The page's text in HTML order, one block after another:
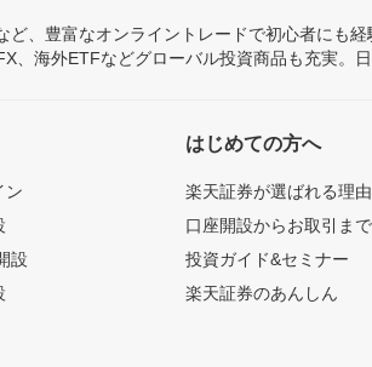
ど、豊富なオンライントレードで初心者にも
、海外ETFなどグローバル投資商品も充実。
ン
設
はじめての方へ
楽天証券が選ばれる理由
口座開設からお取引ま
投資ガイド&セミナー
楽天証券のあんしん